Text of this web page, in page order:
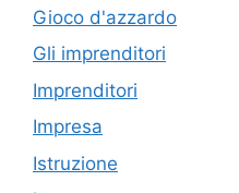
Gioco d'azzardo
Gli imprenditori
Imprenditori
Impresa
Istruzione